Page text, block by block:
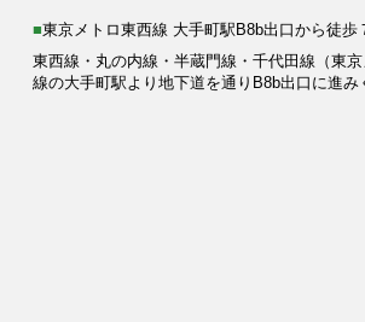
■東京メトロ東西線 大手町駅B8b出口から徒歩
東西線・丸の内線・半蔵門線・千代田線（東
線の大手町駅より地下道を通りB8b出口に進み